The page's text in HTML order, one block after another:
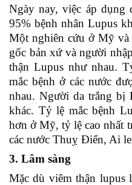
Ngày nay, việc áp
95% bệnh nhân Lupus
Một nghiên cứu ở Mỹ và
gốc bản xứ và người
thận Lupus như nhau.
mắc bệnh ở các nước
nhau. Người da trắng bị
khác. Tỷ lệ mắc bệnh
hơn ở Mỹ, tỷ lệ cao nhất
các nước Thuỵ Điển, Ai
3. Lâm sàng
Mặc dù viêm thận lupus